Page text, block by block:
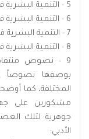
5 - التنمية البشرية في الأدب الأندلسي.
6 - التنمية البشرية في أدب الدويلات المتتابعة.
7 - التنمية البشرية في الأدب العربي الحديث.
8 - التنمية البشرية في الأدب اليمني الحديث المعاصر.
9 - نصوص
بوصفها نصوصاً
المختلفة، كما
مشكورين على
جوهرية لتلك
الأدبي: